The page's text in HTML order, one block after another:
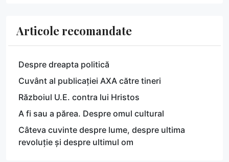
Articole recomandate
Despre dreapta politică
Cuvânt al publicației AXA către tineri
Războiul U.E. contra lui Hristos
A fi sau a părea. Despre omul cultural
Câteva cuvinte despre lume, despre ultima
revoluție și despre ultimul om